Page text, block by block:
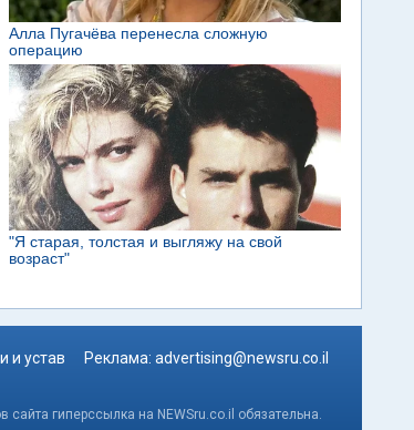
и устав Реклама: advertising@newsru.co.il
гиперссылка на NEWSru.co.il обязательна.